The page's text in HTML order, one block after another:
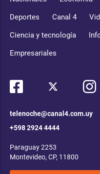
Deportes Canal 4
Ciencia y tecnología
Empresariales
telenoche@canal4.com.uy
+598 2924 4444
Paraguay 2253
Montevideo, CP, 11800